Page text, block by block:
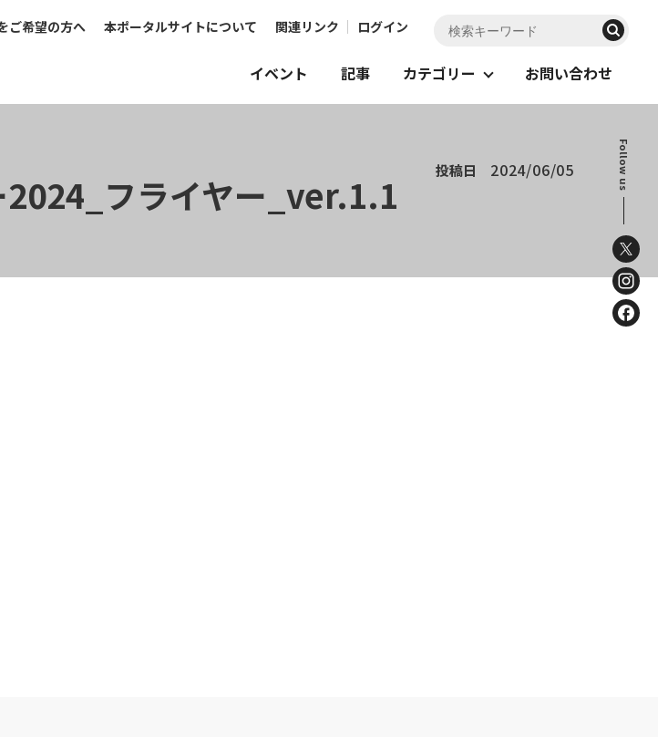
ご希望の方へ 本ポータルサイトについて 関連リンク ログイン
イベント 記事 カテゴリー お問い合わせ
投稿日 2024/06/05
フライヤー_ver.1.1
Follow us